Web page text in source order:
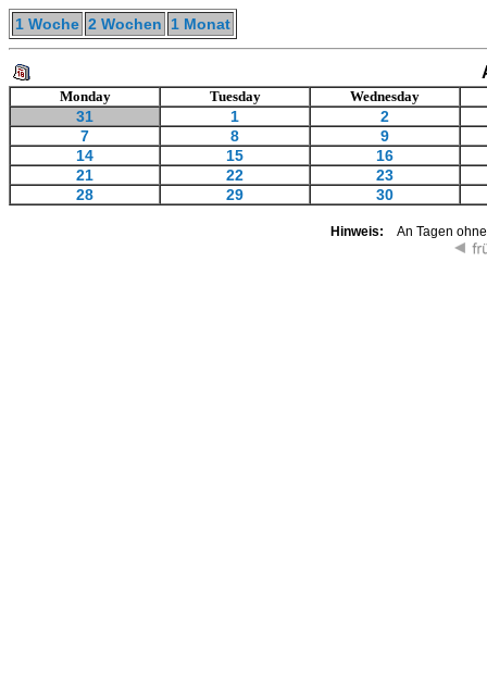
1 Woche 2 Wochen 1 Monat
Monday Tuesday Wednesday
31 1
2
7
8
9
14
15
16
21
22
23
28
29 30
Hinweis: An Tagen